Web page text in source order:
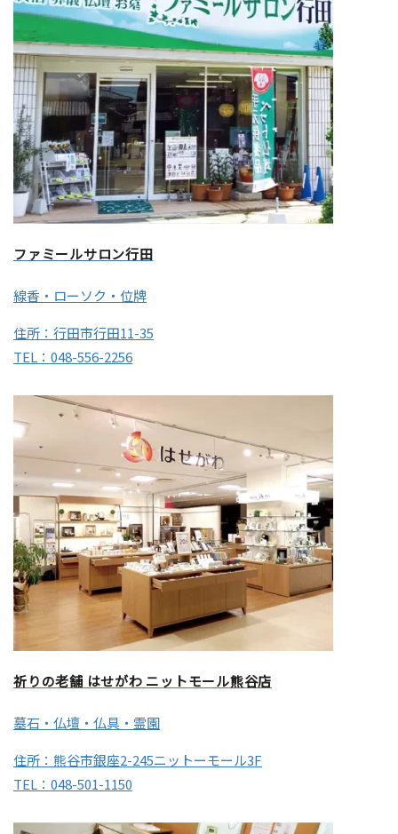
ファミールサロン行田
線香・ローソク・位牌
住所：行田市行田11-35
TEL：048-556-2256
祈りの老舗 はせがわ ニットモール熊谷店
墓石・仏壇・仏具・霊園
住所：熊谷市銀座2-245ニットーモール3F
TEL：048-501-1150